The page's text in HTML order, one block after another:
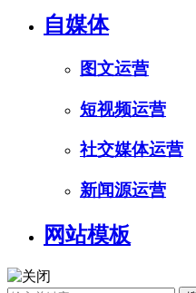
自媒体
图文运营
短视频运营
社交媒体运营
新闻源运营
网站模板